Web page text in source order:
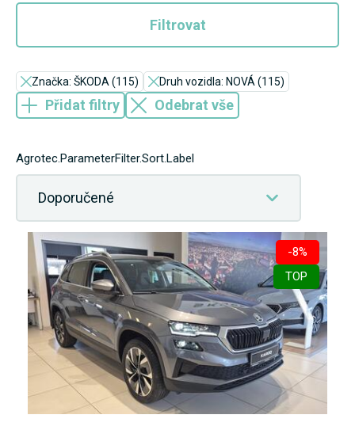
Filtrovat
Značka: ŠKODA (115) Druh vozidla: NOVÁ (115)
Přidat filtry Odebrat vše
Agrotec.ParameterFilter.Sort.Label
Doporučené
-8%
TOP